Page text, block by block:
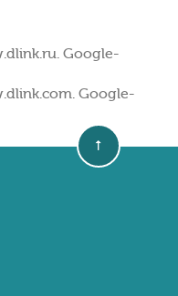
Google-
Google-